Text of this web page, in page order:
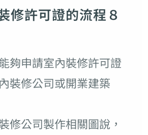
修許可證的流程８
夠申請室內裝修許可證
裝修公司或開業建築
修公司製作相關圖說，